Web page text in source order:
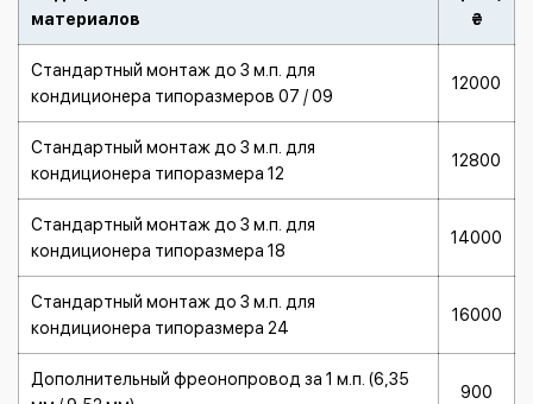
материалов
₴
Стандартный монтаж до 3 м.п. для
кондиционера типоразмеров 07 / 09
12000
Стандартный монтаж до 3 м.п. для
кондиционера типоразмера 12
12800
Стандартный монтаж до 3 м.п. для
кондиционера типоразмера 18
14000
Стандартный монтаж до 3 м.п. для
кондиционера типоразмера 24
16000
Дополнительный фреонопровод за 1 м.п. (6,35
900